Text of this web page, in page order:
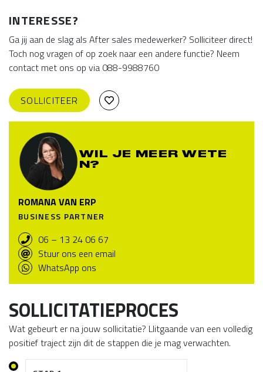
INTERESSE?
Ga jij aan de slag als After sales medewerker? Solliciteer direct!
Toch nog vragen of op zoek naar een andere functie? Neem
contact met ons op via 088-9988760
SOLLICITEER
WIL JE MEER WETE
N?
ROMANA VAN ERP
BUSINESS PARTNER
06 – 13 24 06 67
Stuur ons een email
WhatsApp ons
SOLLICITATIEPROCES
Wat gebeurt er na jouw sollicitatie? Llitgaande van een volledig
positief traject zijn dit de stappen die je mag verwachten.